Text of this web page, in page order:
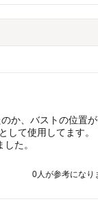
か、バストの位置
して使用してます。
た。
0人が参考になり